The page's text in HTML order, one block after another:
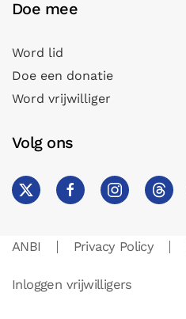
Doe mee
Word lid
Doe een donatie
Word vrijwilliger
Volg ons
ANBI Privacy Policy
Inloggen vrijwilligers